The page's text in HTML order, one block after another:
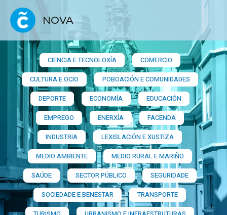
NOVA
CIENCIA E TECNOLOXÍA
COMERCIO
CULTURA E OCIO
POBOACIÓN E COMUNIDADES
DEPORTE
ECONOMÍA
EDUCACIÓN
EMPREGO
ENERXÍA
FACENDA
INDUSTRIA
LEXISLACIÓN E XUSTIZA
MEDIO AMBIENTE
MEDIO RURAL E MARIÑO
SAÚDE
SECTOR PÚBLICO
SEGURIDADE
SOCIEDADE E BENESTAR
TRANSPORTE